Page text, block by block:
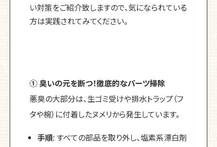
い対策をご紹介致しますので、気になられている
方は実践されてみてください。
① 臭いの元を断つ！徹底的なパーツ掃除
悪臭の大部分は、生ゴミ受けや排水トラップ（フ
タや椀）に付着したヌメリから発生しています。
手順: すべての部品を取り外し、塩素系漂白剤